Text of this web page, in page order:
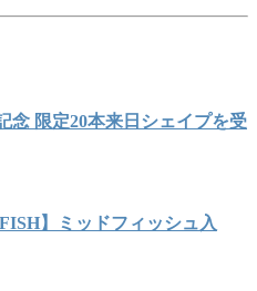
限定20本来日シェイプを受
】ミッドフィッシュ入